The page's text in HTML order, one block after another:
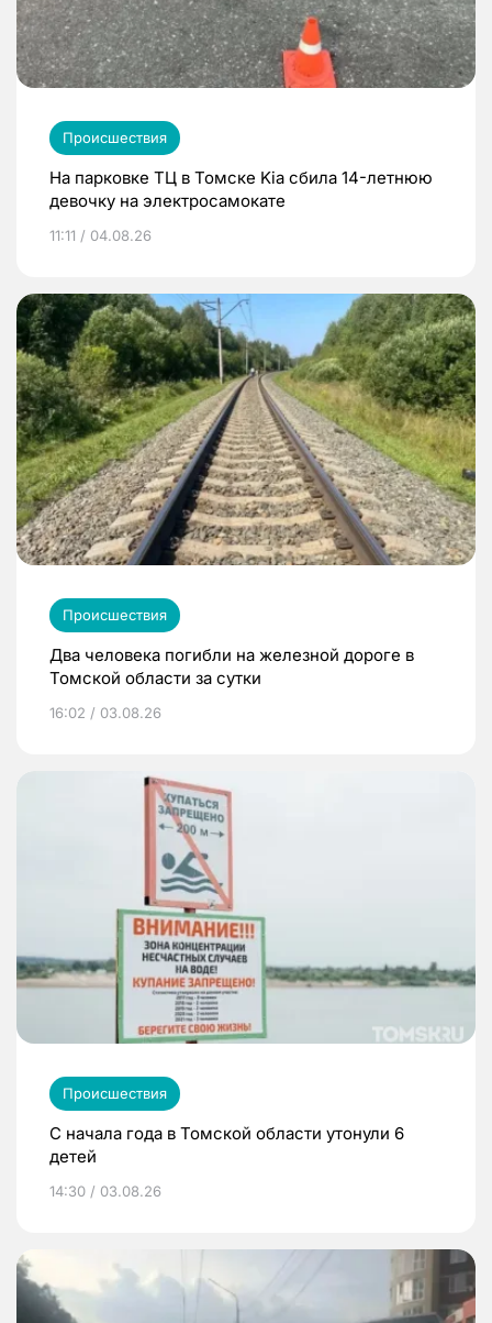
Происшествия
На парковке ТЦ в Томске Kia сбила 14-летнюю
девочку на электросамокате
11:11 / 04.08.26
Происшествия
Два человека погибли на железной дороге в
Томской области за сутки
16:02 / 03.08.26
Происшествия
С начала года в Томской области утонули 6
детей
14:30 / 03.08.26